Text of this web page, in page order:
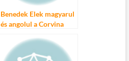
Benedek Elek magyarul
és angolul a Corvina